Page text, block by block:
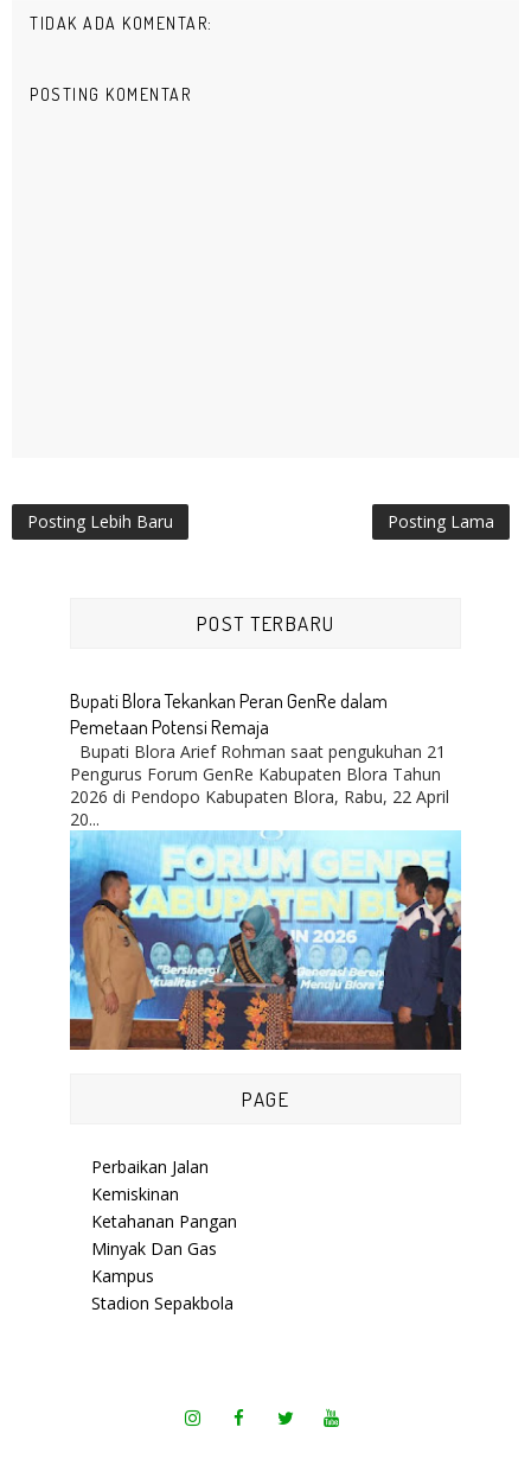
TIDAK ADA KOMENTAR:
POSTING KOMENTAR
Posting Lebih Baru Posting Lama
POST TERBARU
Bupati Blora Tekankan Peran GenRe dalam
Pemetaan Potensi Remaja
Bupati Blora Arief Rohman saat pengukuhan 21
Pengurus Forum GenRe Kabupaten Blora Tahun
2026 di Pendopo Kabupaten Blora, Rabu, 22 April
20...
PAGE
Perbaikan Jalan
Kemiskinan
Ketahanan Pangan
Minyak Dan Gas
Kampus
Stadion Sepakbola